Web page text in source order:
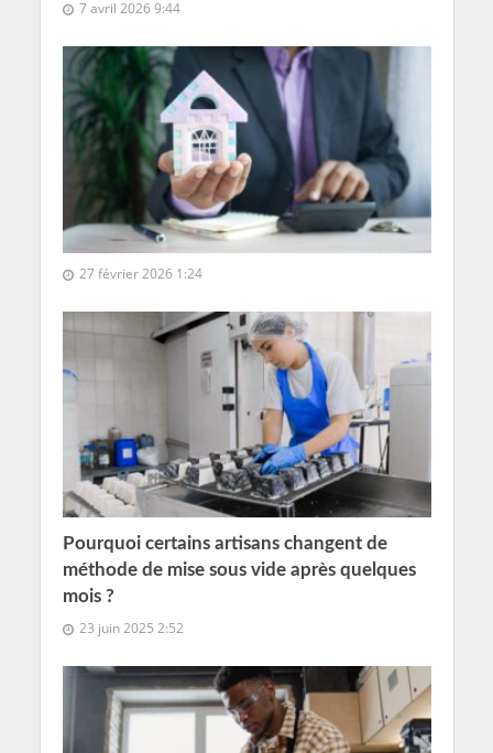
7 avril 2026 9:44
27 février 2026 1:24
Pourquoi certains artisans changent de
méthode de mise sous vide après quelques
mois ?
23 juin 2025 2:52